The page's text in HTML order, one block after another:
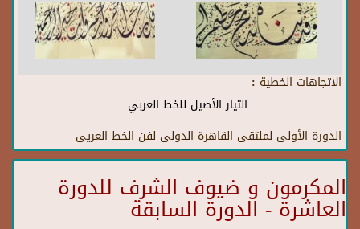
الاتجاهات الخطية :
التيار الأصيل للخط العربي
الدورة الأولى لملتقى القاهرة الدولى لفن الخط العريى
المكرمون و ضيوف الشرف للدورة
العاشرة - الدورة السابقة